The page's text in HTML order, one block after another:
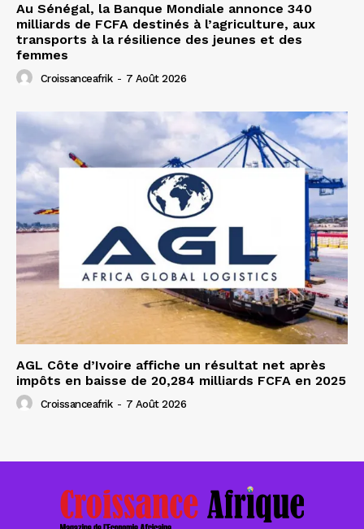
Au Sénégal, la Banque Mondiale annonce 340
milliards de FCFA destinés à l’agriculture, aux
transports à la résilience des jeunes et des
femmes
Croissanceafrik - 7 Août 2026
AGL Côte d’Ivoire affiche un résultat net après
impôts en baisse de 20,284 milliards FCFA en 2025
Croissanceafrik - 7 Août 2026